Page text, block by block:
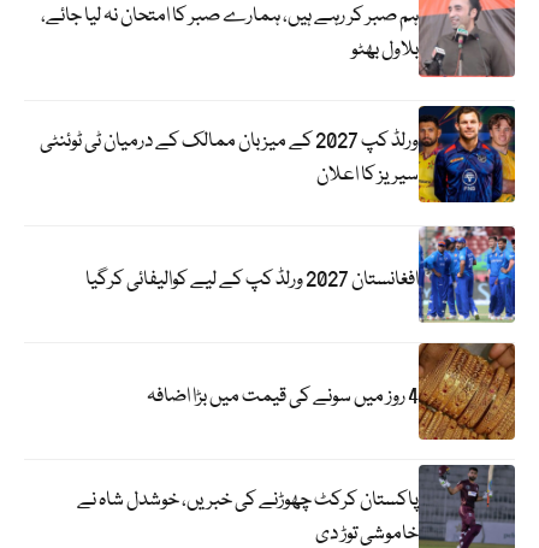
ہم صبر کر رہے ہیں، ہمارے صبر کا امتحان نہ لیا جائے،
بلاول بھٹو
ورلڈ کپ 2027 کے میزبان ممالک کے درمیان ٹی ٹوئنٹی
سیریز کا اعلان
افغانستان 2027 ورلڈ کپ کے لیے کوالیفائی کرگیا
4 روز میں سونے کی قیمت میں بڑا اضافہ
پاکستان کرکٹ چھوڑنے کی خبریں، خوشدل شاہ نے
خاموشی توڑ دی